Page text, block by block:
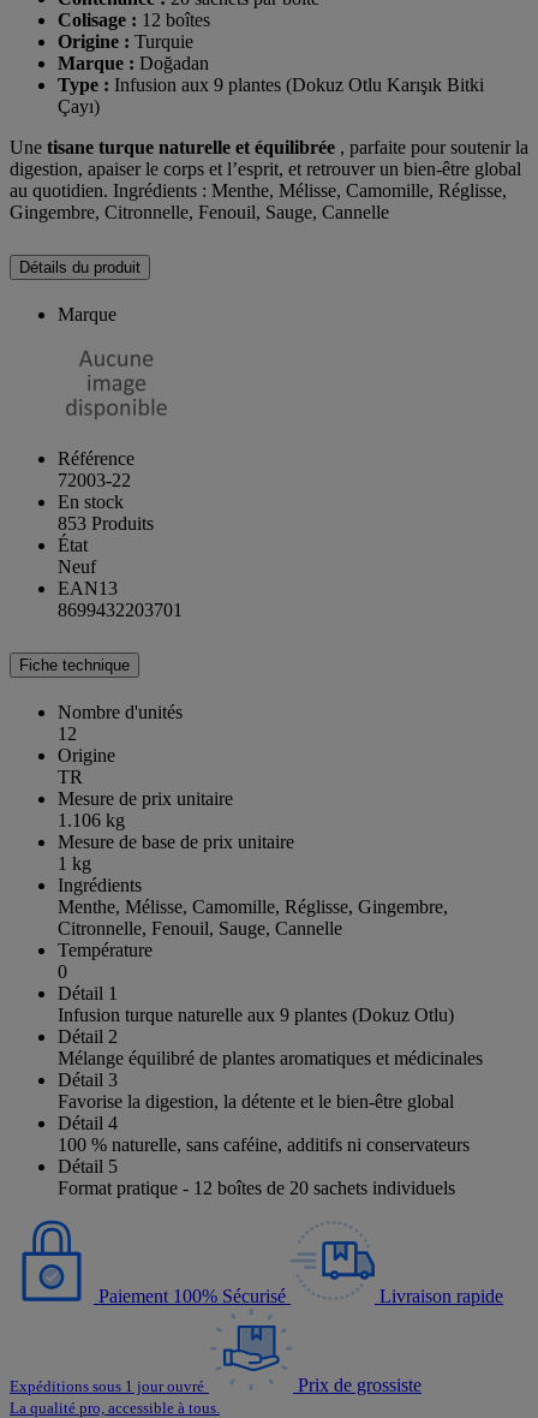
Colisage : 12 boîtes
Origine : Turquie
Marque : Doğadan
Type : Infusion aux 9 plantes (Dokuz Otlu Karışık Bitki
Çayı)
Une tisane turque naturelle et équilibrée , parfaite pour soutenir la
digestion, apaiser le corps et l’esprit, et retrouver un bien-être global
au quotidien. Ingrédients : Menthe, Mélisse, Camomille, Réglisse,
Gingembre, Citronnelle, Fenouil, Sauge, Cannelle
Détails du produit
Marque
Référence
72003-22
En stock
853 Produits
État
Neuf
EAN13
8699432203701
Fiche technique
Nombre d'unités
12
Origine
TR
Mesure de prix unitaire
1.106 kg
Mesure de base de prix unitaire
1 kg
Ingrédients
Menthe, Mélisse, Camomille, Réglisse, Gingembre,
Citronnelle, Fenouil, Sauge, Cannelle
Température
0
Détail 1
Infusion turque naturelle aux 9 plantes (Dokuz Otlu)
Détail 2
Mélange équilibré de plantes aromatiques et médicinales
Détail 3
Favorise la digestion, la détente et le bien-être global
Détail 4
100 % naturelle, sans caféine, additifs ni conservateurs
Détail 5
Format pratique - 12 boîtes de 20 sachets individuels
Paiement 100% Sécurisé Livraison rapide
Expéditions sous 1 jour ouvré Prix de grossiste
La qualité pro, accessible à tous.